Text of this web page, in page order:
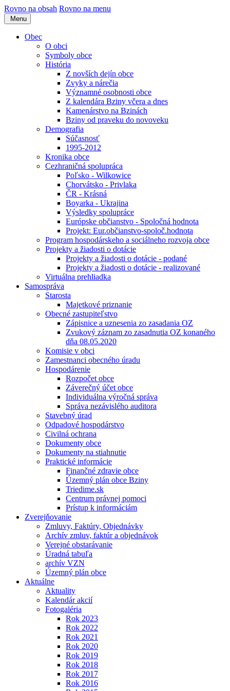
Rovno na obsah Rovno na menu
Menu
Obec
O obci
Symboly obce
História
Z novších dejín obce
Zvyky a nárečia
Významné osobnosti obce
Z kalendára Bziny včera a dnes
Kamenárstvo na Bzinách
Bziny od praveku do novoveku
Demografia
Súčasnosť
1995-2012
Kronika obce
Cezhraničná spolupráca
Poľsko - Wilkowice
Chorvátsko - Privlaka
ČR - Krásná
Boyarka - Ukrajina
Výsledky spolupráce
Európske občianstvo - Spoločná hodnota
Projekt: Eur.občianstvo-spoloč.hodnota
Program hospodárskeho a sociálneho rozvoja obce
Projekty a žiadosti o dotácie
Projekty a žiadosti o dotácie - podané
Projekty a žiadosti o dotácie - realizované
Virtuálna prehliadka
Samospráva
Starosta
Majetkové priznanie
Obecné zastupiteľstvo
Zápisnice a uznesenia zo zasadania OZ
Zvukový záznam zo zasadnutia OZ konaného
dňa 08.05.2020
Komisie v obci
Zamestnanci obecného úradu
Hospodárenie
Rozpočet obce
Záverečný účet obce
Individuálna výročná správa
Správa nezávislého auditora
Stavebný úrad
Odpadové hospodárstvo
Civilná ochrana
Dokumenty obce
Dokumenty na stiahnutie
Praktické informácie
Finančné zdravie obce
Územný plán obce Bziny
Triedime.sk
Centrum právnej pomoci
Prístup k informáciám
Zverejňovanie
Zmluvy, Faktúry, Objednávky
Archív zmluv, faktúr a objednávok
Verejné obstarávanie
Úradná tabuľa
archív VZN
Územný plán obce
Aktuálne
Aktuality
Kalendár akcií
Fotogaléria
Rok 2023
Rok 2022
Rok 2021
Rok 2020
Rok 2019
Rok 2018
Rok 2017
Rok 2016